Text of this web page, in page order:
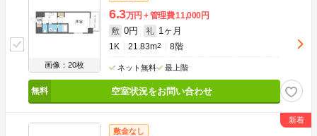
画像：20枚
6.3万円 管理費11,000円
敷 0円 礼 1ヶ月
1K 21.83m2 8階
ネット無料 最上階
空室状況をお問い合わせ
敷金なし